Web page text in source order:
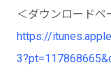
＜ダウンロードペ
https://